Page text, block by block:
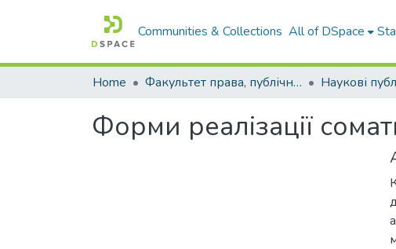
Communities & Collections All of DSpace
Home Факультет права, публічного управління і менеджменту
Форми реалізації